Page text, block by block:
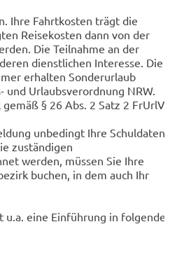
Ihre Fahrtkosten trägt die
Reisekosten dann von der
Die Teilnahme an der
dienstlichen Interesse. Die
erhalten Sonderurlaub
Urlaubsverordnung NRW.
§ 26 Abs. 2 Satz 2 FrUrlV
unbedingt Ihre Schuldaten
zuständigen
werden, müssen Sie Ihre
buchen, in dem auch Ihr
u.a. eine Einführung in folgende